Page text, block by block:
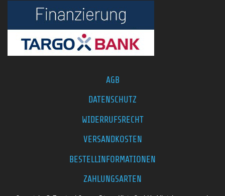
AGB
DATENSCHUTZ
WIDERRUFSRECHT
VERSANDKOSTEN
BESTELLINFORMATIONEN
ZAHLUNGSARTEN